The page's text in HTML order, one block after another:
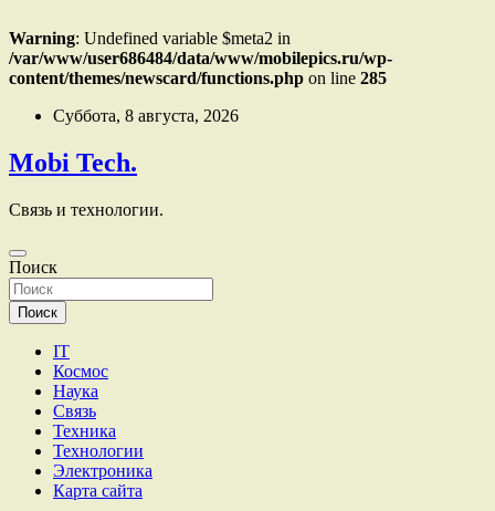
Warning: Undefined variable $meta2 in
/var/www/user686484/data/www/mobilepics.ru/wp-
content/themes/newscard/functions.php on line 285
Перейти
содержимому
Суббота, 8 августа, 2026
Mobi Tech.
Связь и технологии.
Поиск
Поиск
IT
Космос
Наука
Связь
Техника
Технологии
Электроника
Карта сайта